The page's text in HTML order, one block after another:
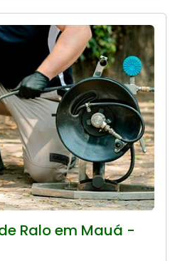
Ralo em Mauá -